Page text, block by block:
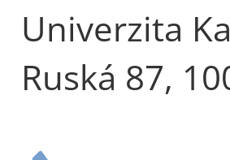
Univerzita
Ruská 87,